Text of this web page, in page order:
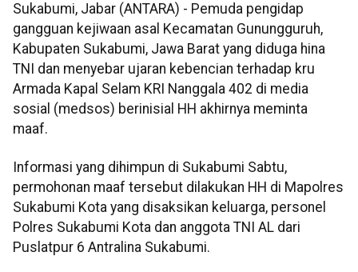
Sukabumi, Jabar (ANTARA) - Pemuda pengidap
gangguan kejiwaan asal Kecamatan Gunungguruh,
Kabupaten Sukabumi, Jawa Barat yang diduga hina
TNI dan menyebar ujaran kebencian terhadap kru
Armada Kapal Selam KRI Nanggala 402 di media
sosial (medsos) berinisial HH akhirnya meminta
maaf.
Informasi yang dihimpun di Sukabumi Sabtu,
permohonan maaf tersebut dilakukan HH di Mapolres
Sukabumi Kota yang disaksikan keluarga, personel
Polres Sukabumi Kota dan anggota TNI AL dari
Puslatpur 6 Antralina Sukabumi.